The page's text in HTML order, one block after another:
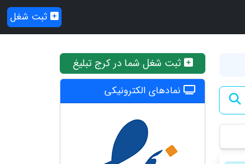
ثبت شغل
ثبت شغل شما در کرج تبلیغ
نمادهای الکترونیکی